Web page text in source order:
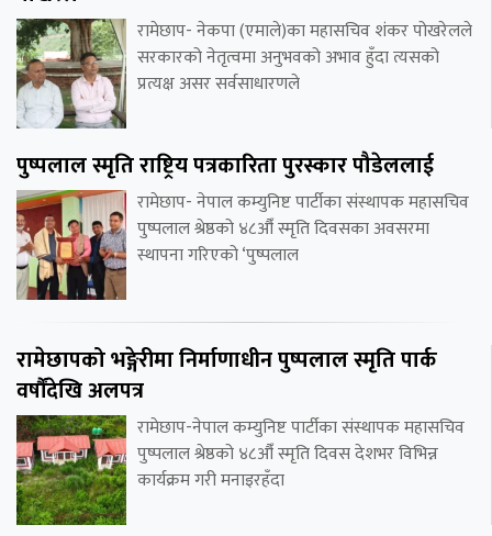
रामेछाप- नेकपा (एमाले)का महासचिव शंकर पोखरेलले
सरकारको नेतृत्वमा अनुभवको अभाव हुँदा त्यसको
प्रत्यक्ष असर सर्वसाधारणले
पुष्पलाल स्मृति राष्ट्रिय पत्रकारिता पुरस्कार पौडेललाई
रामेछाप- नेपाल कम्युनिष्ट पार्टीका संस्थापक महासचिव
पुष्पलाल श्रेष्ठको ४८औँ स्मृति दिवसका अवसरमा
स्थापना गरिएको ‘पुष्पलाल
रामेछापको भङ्गेरीमा निर्माणाधीन पुष्पलाल स्मृति पार्क
वर्षौंदेखि अलपत्र
रामेछाप-नेपाल कम्युनिष्ट पार्टीका संस्थापक महासचिव
पुष्पलाल श्रेष्ठको ४८औँ स्मृति दिवस देशभर विभिन्न
कार्यक्रम गरी मनाइरहँदा